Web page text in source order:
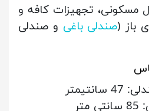
مسکونی، تجهیزات کافه و
باز (صندلی باغی و صندلی